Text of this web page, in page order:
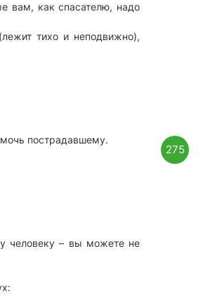
вам, как спасателю, надо
тихо и неподвижно),
пострадавшему.
человеку – вы можете не
275